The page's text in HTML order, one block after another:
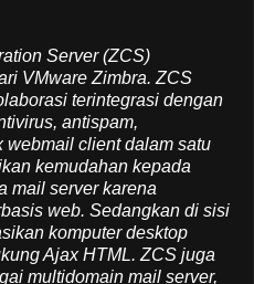
Server (ZCS)
VMware Zimbra. ZCS
terintegrasi dengan
antispam,
webmail client dalam satu
kemudahan kepada
mail server karena
web. Sedangkan di sisi
komputer desktop
Ajax HTML. ZCS juga
multidomain mail server,